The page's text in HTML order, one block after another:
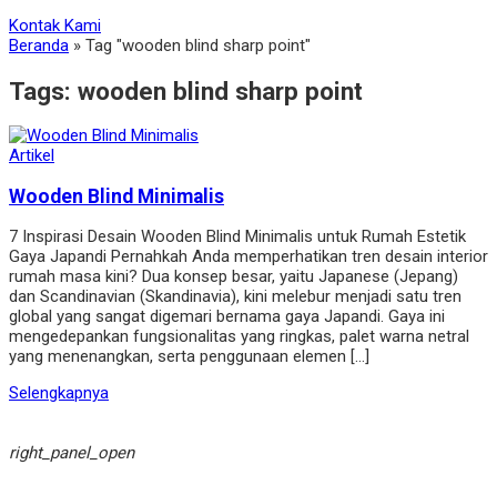
Kontak Kami
Beranda » Tag "wooden blind sharp point"
Tags: wooden blind sharp point
Artikel
Wooden Blind Minimalis
7 Inspirasi Desain Wooden Blind Minimalis untuk Rumah Estetik
Gaya Japandi Pernahkah Anda memperhatikan tren desain interior
rumah masa kini? Dua konsep besar, yaitu Japanese (Jepang)
dan Scandinavian (Skandinavia), kini melebur menjadi satu tren
global yang sangat digemari bernama gaya Japandi. Gaya ini
mengedepankan fungsionalitas yang ringkas, palet warna netral
yang menenangkan, serta penggunaan elemen […]
Selengkapnya
right_panel_open